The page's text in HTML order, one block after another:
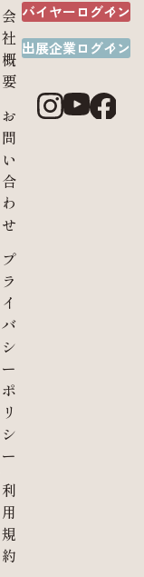
会
社
概
要
お
問
い
合
わ
せ
プ
ラ
イ
バ
シ
ー
ポ
リ
シ
ー
利
用
規
約
バイヤーログイン
出展企業ログイン